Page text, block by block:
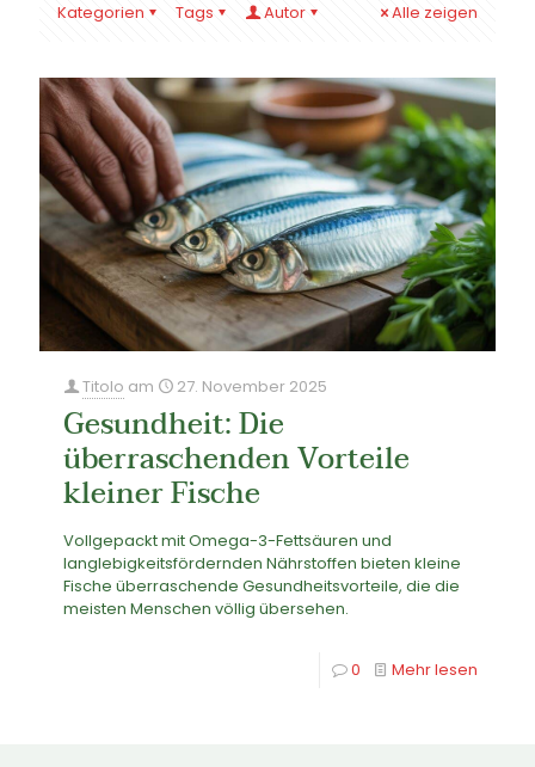
Kategorien Tags Autor Alle zeigen
Titolo am 27. November 2025
Gesundheit: Die
überraschenden Vorteile
kleiner Fische
Vollgepackt mit Omega-3-Fettsäuren und
langlebigkeitsfördernden Nährstoffen bieten kleine
Fische überraschende Gesundheitsvorteile, die die
meisten Menschen völlig übersehen.
0 Mehr lesen